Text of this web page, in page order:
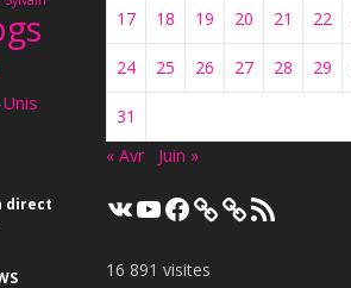
direct
17 18 19 20 21 22
24 25 26 27 28 29
31
« Avr
Juin »
VK YouTube
Facebook Flux
RSS
16 891 visites